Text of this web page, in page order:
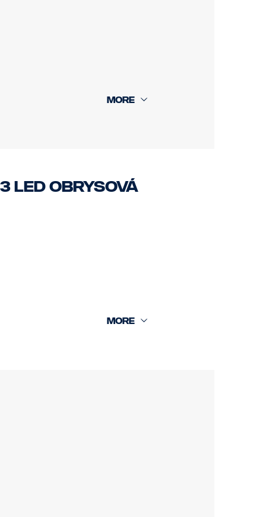
LED obrysová